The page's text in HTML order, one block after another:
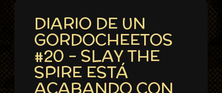
DIARIO DE UN
GORDOCHEETOS
#20 – SLAY THE
SPIRE ESTÁ
ACABANDO CON